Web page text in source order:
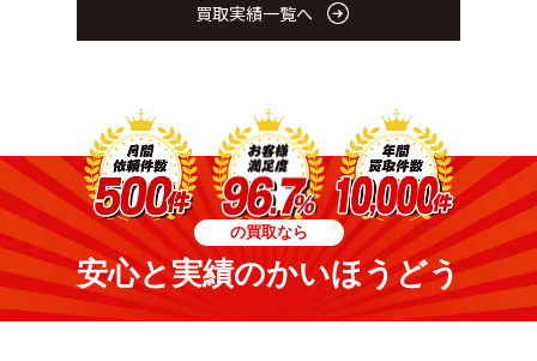
買取実績一覧へ
の買取なら
安心と実績のかいほうどう